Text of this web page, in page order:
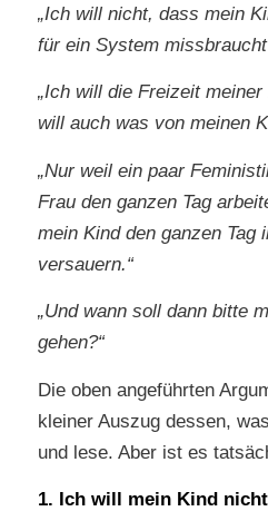
„Ich will nicht, dass mein
für ein System
„Ich will die Freizeit
will auch was von meinen
„Nur weil ein paar
Frau den ganzen Tag
mein Kind den ganzen Tag
versauern.“
„Und wann soll dann bitte
gehen?“
Die oben angeführten
kleiner Auszug dessen,
und lese. Aber ist es
1. Ich will mein Kind